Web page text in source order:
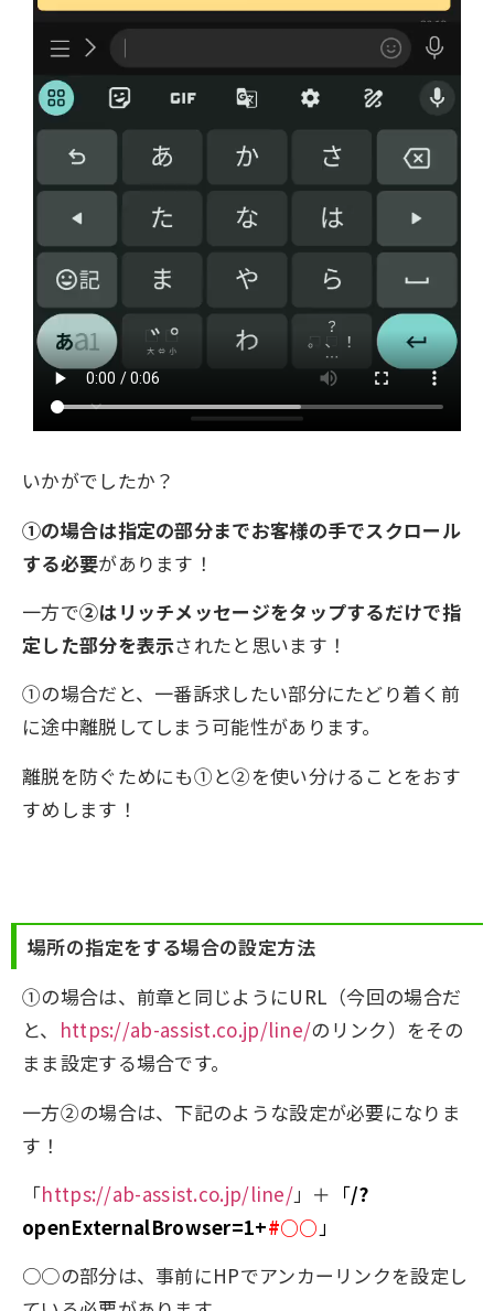
いかがでしたか？
①の場合は指定の部分までお客様の手でスクロール
する必要があります！
一方で②はリッチメッセージをタップするだけで指
定した部分を表示されたと思います！
①の場合だと、一番訴求したい部分にたどり着く前
に途中離脱してしまう可能性があります。
離脱を防ぐためにも①と②を使い分けることをおす
すめします！
場所の指定をする場合の設定方法
①の場合は、前章と同じようにURL（今回の場合だ
と、 https://ab-assist.co.jp/line/のリンク）をその
まま設定する場合です。
一方②の場合は、下記のような設定が必要になりま
す！
「https://ab-assist.co.jp/line/」＋ 「/?
openExternalBrowser=1+#○○」
○○の部分は、事前にHPでアンカーリンクを設定し